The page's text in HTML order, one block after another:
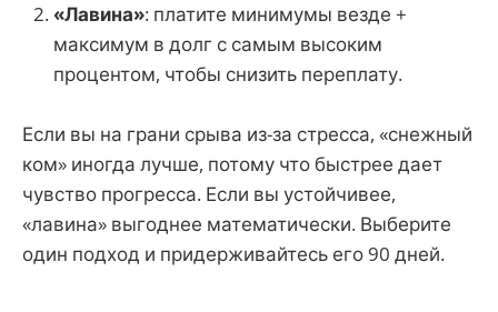
«Лавина»: платите минимумы везде +
максимум в долг с самым высоким
процентом, чтобы снизить переплату.
Если вы на грани срыва из-за стресса, «снежный
ком» иногда лучше, потому что быстрее дает
чувство прогресса. Если вы устойчивее,
«лавина» выгоднее математически. Выберите
один подход и придерживайтесь его 90 дней.